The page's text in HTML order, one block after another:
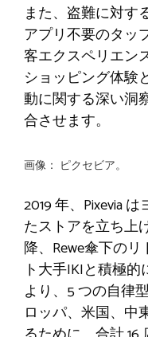
また、盗難に対す
アプリ不要のタッ
客エクスペリエン
ショッピング体験
動に関する深い洞
合させます。
画像： ピクセビア。
2019 年、Pixevia
たスト​​アを立ち上
降、Rewe傘下の
ト大手IKIと積極
より、5 つの自律
ロッパ、米国、中